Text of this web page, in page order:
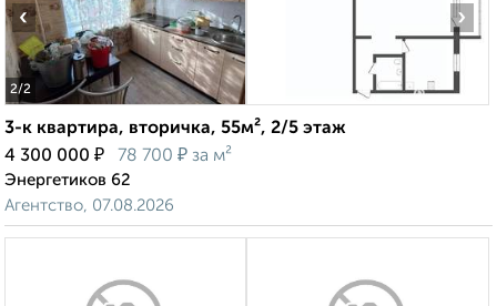
2/2
‹ ›
3-к квартира, вторичка, 55м², 2/5 этаж
4 300 000 ₽ 78 700 ₽ за м²
Энергетиков 62
Агентство, 07.08.2026